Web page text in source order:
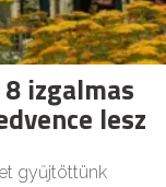
izgalmas
lesz
gyűjtöttünk